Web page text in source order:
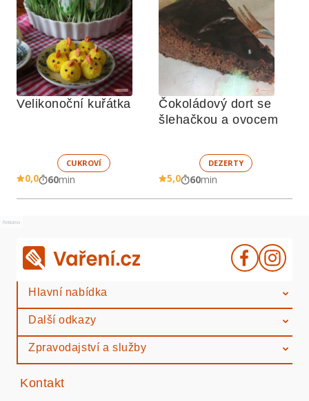
Velikonoční kuřátka
CUKROVÍ
0,0 60min
Čokoládový dort se
šlehačkou a ovocem
DEZERTY
5,0 60min
Reklama
Hlavní nabídka
Další odkazy
Zpravodajství a služby
Kontakt